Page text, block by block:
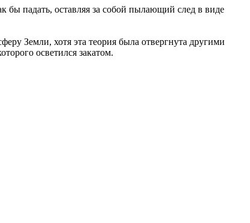
бы падать, оставляя за собой пылающий след в виде
Земли, хотя эта теория была отвергнута другими
осветился закатом.